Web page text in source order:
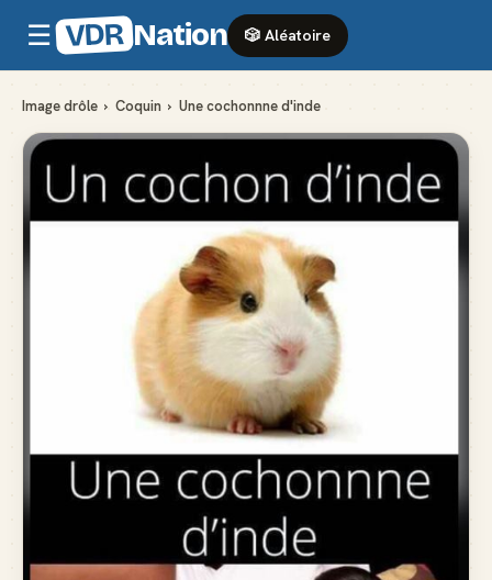
☰ VDR Nation 🎲 Aléatoire
Image drôle › Coquin › Une cochonnne d'inde